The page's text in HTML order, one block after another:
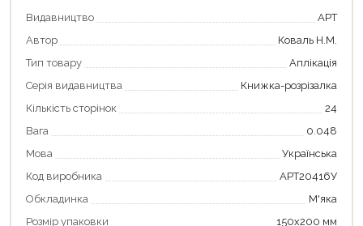
Видавництво
АРТ
Автор
Коваль Н.М.
Тип товару
Аплікація
Серія видавництва
Книжка-розрізалка
Кількість сторінок
24
Вага
0.048
Мова
Українська
Код виробника
АРТ20416У
Обкладинка
М'яка
Розмір упаковки
150х200 мм